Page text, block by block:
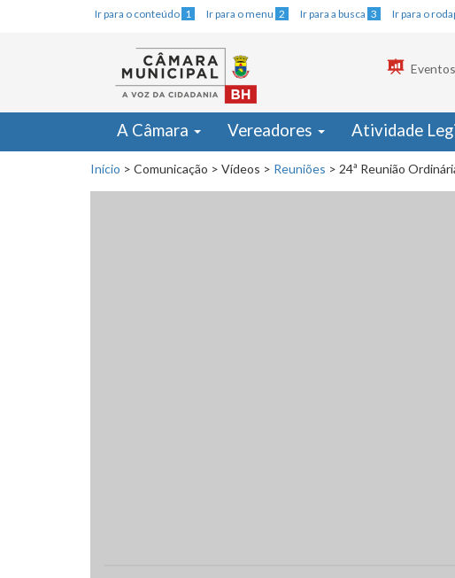
Ir para o conteúdo 1 Ir para o menu 2 Ir para a busca 3 Ir para o
Eventos
A Câmara Vereadores Atividade
Início > Comunicação > Vídeos > Reuniões > 24ª Reunião